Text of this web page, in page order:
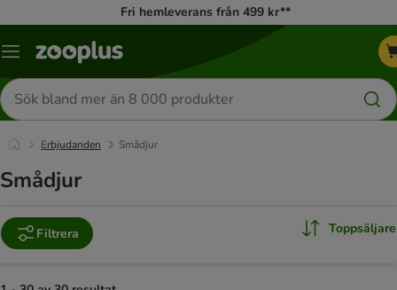
Fri hemleverans från 499 kr**
Katalogmeny
Sök
efter
produkter
Erbjudanden Smådjur
Smådjur
Filtrera Toppsäljare